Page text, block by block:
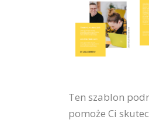
Ten szablon
pomoże Ci